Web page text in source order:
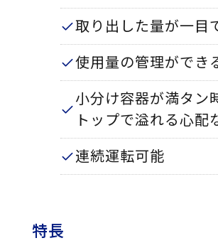
取り出した量が一目
使用量の管理ができ
小分け容器が満タン
トップで溢れる心配
連続運転可能
特長